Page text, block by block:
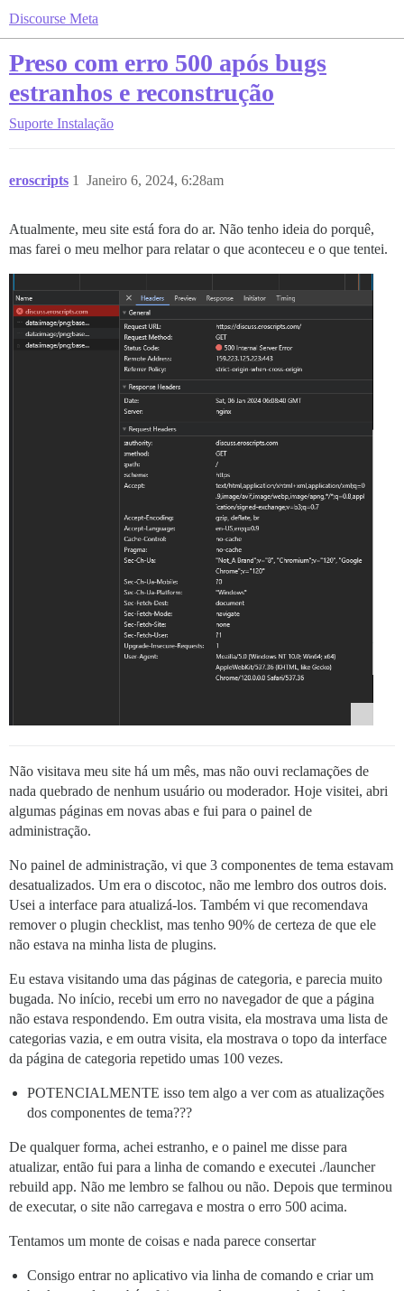
Discourse Meta
Preso com erro 500 após bugs
estranhos e reconstrução
Suporte Instalação
eroscripts Janeiro 6, 2024, 6:28am
1
Atualmente, meu site está fora do ar. Não tenho ideia do porquê,
mas farei o meu melhor para relatar o que aconteceu e o que tentei.
Não visitava meu site há um mês, mas não ouvi reclamações de
nada quebrado de nenhum usuário ou moderador. Hoje visitei, abri
algumas páginas em novas abas e fui para o painel de
administração.
No painel de administração, vi que 3 componentes de tema estavam
desatualizados. Um era o discotoc, não me lembro dos outros dois.
Usei a interface para atualizá-los. Também vi que recomendava
remover o plugin checklist, mas tenho 90% de certeza de que ele
não estava na minha lista de plugins.
Eu estava visitando uma das páginas de categoria, e parecia muito
bugada. No início, recebi um erro no navegador de que a página
não estava respondendo. Em outra visita, ela mostrava uma lista de
categorias vazia, e em outra visita, ela mostrava o topo da interface
da página de categoria repetido umas 100 vezes.
POTENCIALMENTE isso tem algo a ver com as atualizações
dos componentes de tema???
De qualquer forma, achei estranho, e o painel me disse para
atualizar, então fui para a linha de comando e executei ./launcher
rebuild app. Não me lembro se falhou ou não. Depois que terminou
de executar, o site não carregava e mostra o erro 500 acima.
Tentamos um monte de coisas e nada parece consertar
Consigo entrar no aplicativo via linha de comando e criar um